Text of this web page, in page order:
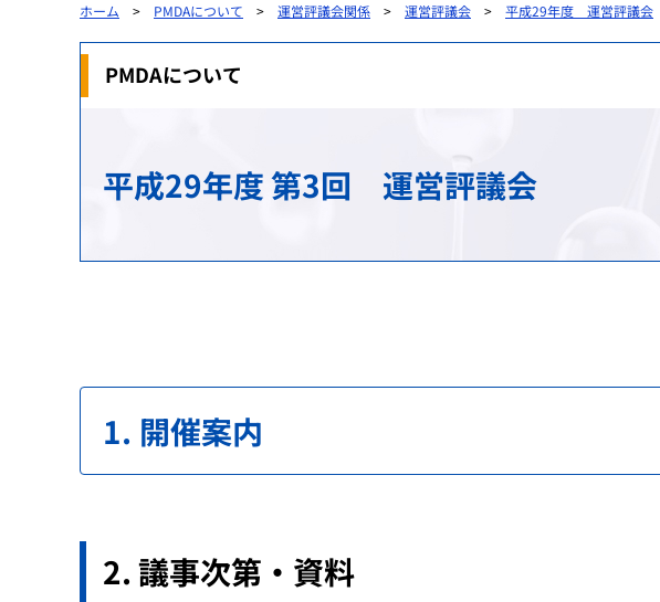
審査関連業務の概要
安全対策業務の概要
健康被害救済業務の概要
HIV感染者、エイズ発症者に対する健康管理費用等の受託給付業務
レギュラトリーサイエンスセンターの概要
国際関係業務の概要
ホーム PMDAについて 運営評議会関係 運営評議会 平成29年度 運営評議会
PMDAについて
平成29年度 第3回 運営評議会
開催案内
議事次第・資料